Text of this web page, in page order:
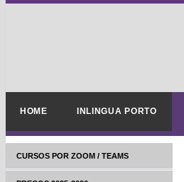
HOME INLINGUA PORTO
CURSOS POR ZOOM / TEAMS